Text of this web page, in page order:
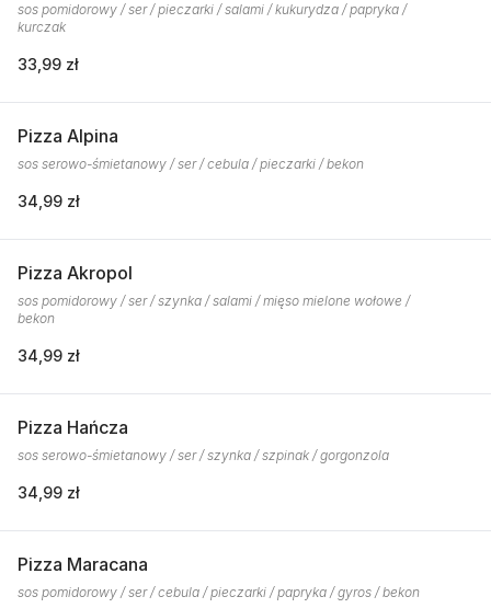
sos pomidorowy / ser / pieczarki / salami / kukurydza / papryka /
kurczak
33,99 zł
Pizza Alpina
sos serowo-śmietanowy / ser / cebula / pieczarki / bekon
34,99 zł
Pizza Akropol
sos pomidorowy / ser / szynka / salami / mięso mielone wołowe /
bekon
34,99 zł
Pizza Hańcza
sos serowo-śmietanowy / ser / szynka / szpinak / gorgonzola
34,99 zł
Pizza Maracana
sos pomidorowy / ser / cebula / pieczarki / papryka / gyros / bekon